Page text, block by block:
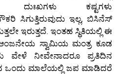
ಕಷ್ಟಗಳು
ಸಿಗುತ್ತಿರುವುದು ಇಲ್ಲ, ಬಿಸಿನೆಸ್
ಇರುತ್ತದೆ. ಇಂತಹ ಸ್ಥಿತಿಯಲ್ಲಿ ಈ
ಸ್ವಾಮಿಯ ಮಂತ್ರ ಕೂಡ
ವೇಳೆ ನೀವೇನಾದರೂ ಪ್ರತಿದಿನ
ಒಂದು ಮಾಲೆಯಲ್ಲಿ ಜಪ ಮಾಡಿದರೆ